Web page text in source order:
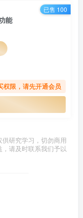
能
权限，请先开通会员
已售 100
研究学习，切勿商用
请及时联系我们予以